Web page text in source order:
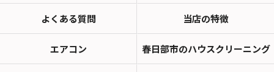
よくある質問 当店の特徴
エアコン 春日部市のハウスクリーニング